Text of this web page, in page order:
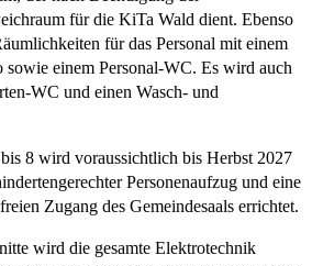
für die KiTa Wald dient. Ebenso
für das Personal mit einem
sowie einem Personal-WC. Es wird auch
WC und einen Wasch- und
8 wird voraussichtlich bis Herbst 2027
Personenaufzug und eine
Zugang des Gemeindesaals errichtet.
wird die gesamte Elektrotechnik